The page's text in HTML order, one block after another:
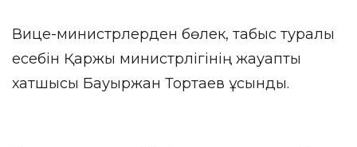
Вице-министрлерден бөлек, табыс туралы
есебін Қаржы министрлігінің жауапты
хатшысы Бауыржан Тортаев ұсынды.